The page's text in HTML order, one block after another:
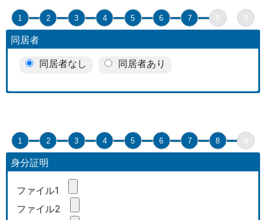
1 2 3 4 5 6 7 8 9
同居者
同居者なし
同居者あり
1 2 3 4 5 6 7 8 9
身分証明
ファイル1
ファイル2